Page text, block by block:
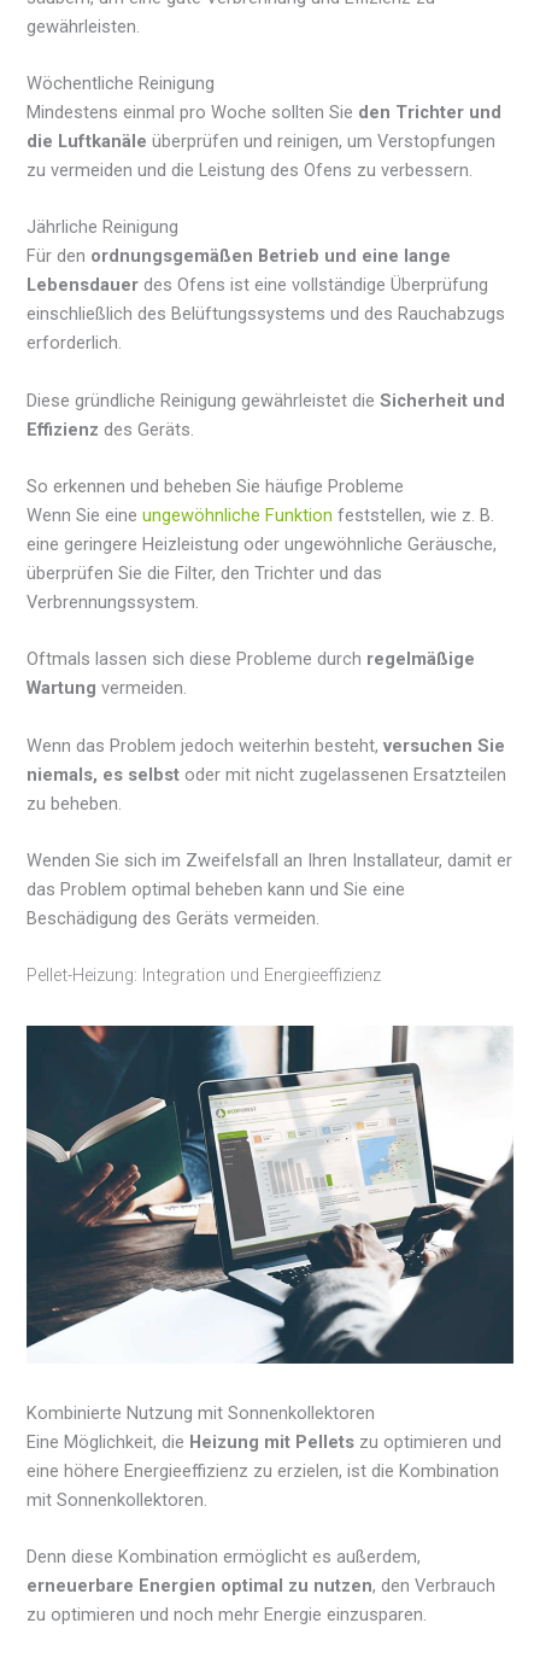
gewährleisten.
Wöchentliche Reinigung
Mindestens einmal pro Woche sollten Sie den Trichter und
die Luftkanäle überprüfen und reinigen, um Verstopfungen
zu vermeiden und die Leistung des Ofens zu verbessern.
Jährliche Reinigung
Für den ordnungsgemäßen Betrieb und eine lange
Lebensdauer des Ofens ist eine vollständige Überprüfung
einschließlich des Belüftungssystems und des Rauchabzugs
erforderlich.
Diese gründliche Reinigung gewährleistet dieSicherheit und
Effizienz des Geräts.
So erkennen und beheben Sie häufige Probleme
Wenn Sie eineungewöhnliche Funktion feststellen, wie z. B.
eine geringere Heizleistung oder ungewöhnliche Geräusche,
überprüfen Sie die Filter, den Trichter und das
Verbrennungssystem.
Oftmals lassen sich diese Probleme durch regelmäßige
Wartung vermeiden.
Wenn das Problem jedoch weiterhin besteht,versuchen Sie
niemals, es selbst oder mit nicht zugelassenen Ersatzteilen
zu beheben.
Wenden Sie sich im Zweifelsfall an Ihren Installateur, damit er
das Problem optimal beheben kann und Sie eine
Beschädigung des Geräts vermeiden.
Pellet-Heizung: Integration und Energieeffizienz
Kombinierte Nutzung mit Sonnenkollektoren
Eine Möglichkeit, die Heizung mit Pellets zu optimieren und
eine höhere Energieeffizienz zu erzielen, ist die Kombination
mit Sonnenkollektoren.
Denn diese Kombination ermöglicht es außerdem,
erneuerbare Energien optimal zu nutzen, den Verbrauch
zu optimieren und noch mehr Energie einzusparen.